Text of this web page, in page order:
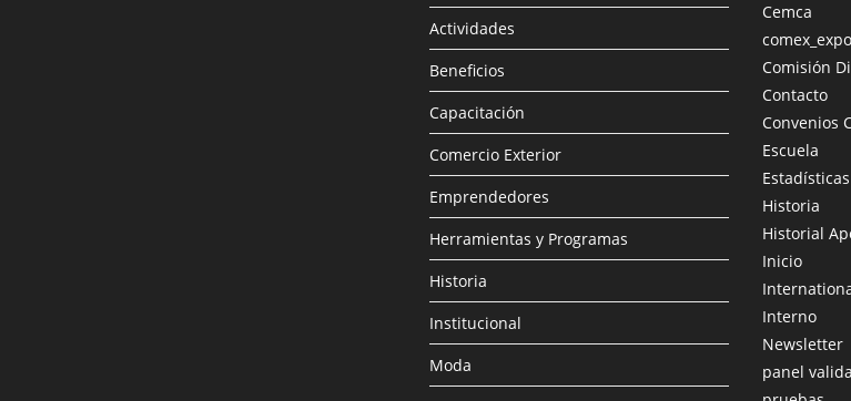
Actividades
Beneficios
Capacitación
Comercio Exterior
Emprendedores
Herramientas y Programas
Historia
Institucional
Moda
Cemca
comex_expo
Comisión
Contacto
Convenios
Escuela
Estadísticas
Historia
Historial
Inicio
Interno
Newsletter
panel